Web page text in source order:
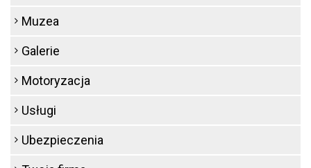
Muzea
Galerie
Motoryzacja
Usługi
Ubezpieczenia